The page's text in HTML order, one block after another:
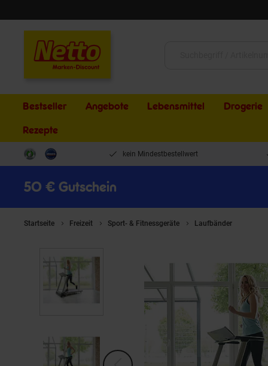
Bestseller Angebote Lebensmittel Drogerie
Rezepte
kein Mindestbestellwert
50 € Gutschein
Startseite Freizeit Sport- & Fitnessgeräte Laufbänder